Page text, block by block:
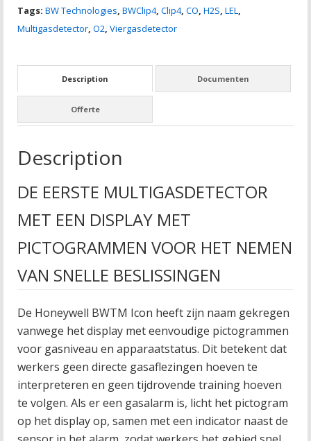
Tags: BW Technologies, BWClip4, Clip4, CO, H2S, LEL,
Multigasdetector, O2, Viergasdetector
Description Documenten
Offerte
Description
DE EERSTE MULTIGASDETECTOR
MET EEN DISPLAY MET
PICTOGRAMMEN VOOR HET NEMEN
VAN SNELLE BESLISSINGEN
De Honeywell BWTM Icon heeft zijn naam gekregen
vanwege het display met eenvoudige pictogrammen
voor gasniveau en apparaatstatus. Dit betekent dat
werkers geen directe gasaflezingen hoeven te
interpreteren en geen tijdrovende training hoeven
te volgen. Als er een gasalarm is, licht het pictogram
op het display op, samen met een indicator naast de